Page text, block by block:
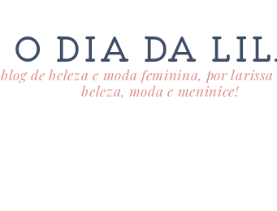
O DIA DA
blog de beleza e moda feminina, por larissa
beleza, moda e meninice!